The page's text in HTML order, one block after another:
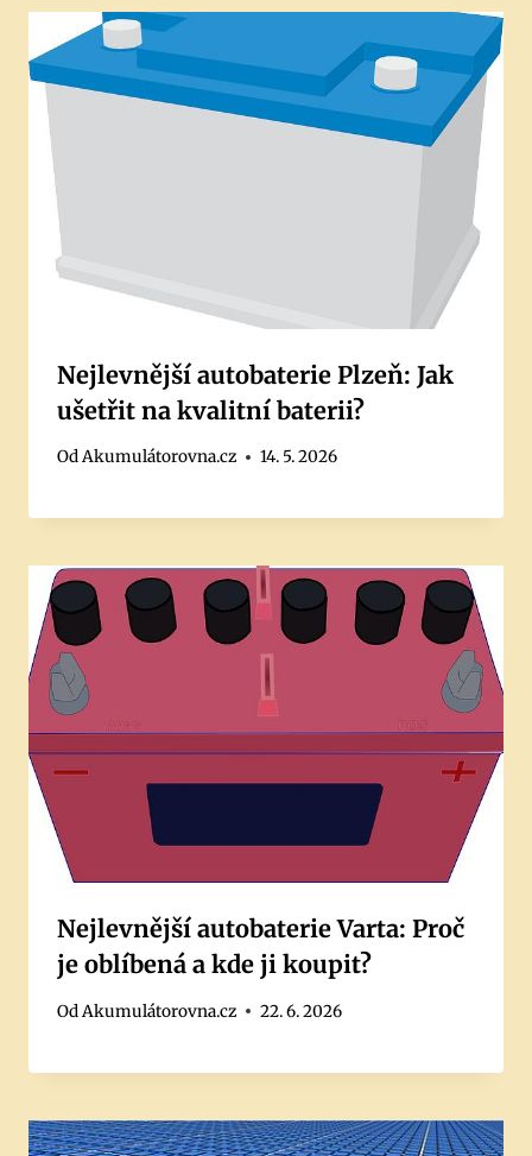
Nejlevnější autobaterie Plzeň: Jak
ušetřit na kvalitní baterii?
OdAkumulátorovna.cz 14. 5. 2026
Nejlevnější autobaterie Varta: Proč
je oblíbená a kde ji koupit?
OdAkumulátorovna.cz 22. 6. 2026